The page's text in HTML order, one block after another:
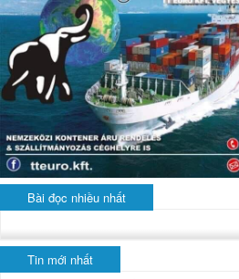
Bài đọc nhiều nhất
Tin mới nhất